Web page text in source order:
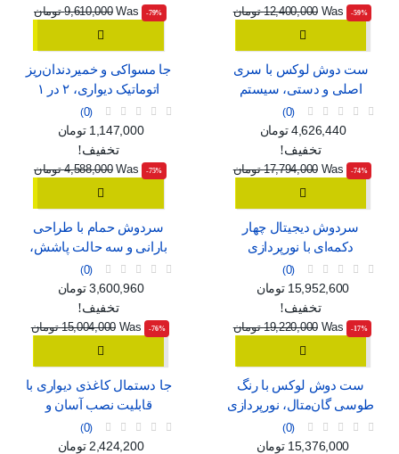
‎-59%
Was 12,400,000 تومان ‎-79%
Was 9,610,000 تومان
ست دوش لوکس با سری
اصلی و دستی، سیستم
فشار قوی و شلنگ بلند
0
قیمت عادی
قیمت
4,626,440 تومان
تخفیف!
‎-74%
Was 17,794,000 تومان
جا مسواکی و خمیردندان‌ریز
اتوماتیک دیواری، ۲ در ۱
0
قیمت عادی
قیمت
1,147,000 تومان
تخفیف!
‎-75%
Was 4,588,000 تومان
سردوش دیجیتال چهار
دکمه‌ای با نورپردازی
محیطی و رنگ خاکستری
0
قیمت عادی
قیمت
15,952,600 تومان
تخفیف!
‎-17%
Was 19,220,000 تومان
سردوش حمام با طراحی
بارانی و سه حالت پاشش،
مناسب برای خانواده
0
قیمت عادی
قیمت
3,600,960 تومان
تخفیف!
‎-76%
Was 15,004,000 تومان
ست دوش لوکس با رنگ
طوسی گان‌متال، نورپردازی
محیطی و نمایشگر دیجیتال
0
قیمت عادی
قیمت
15,376,000 تومان
جا دستمال کاغذی دیواری با
قابلیت نصب آسان و
پنجره‌ی نمایش
0
قیمت عادی
قیمت
2,424,200 تومان